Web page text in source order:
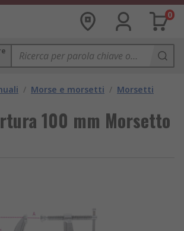
0
/ Morse e morsetti / Morsetti
100 mm Morsetto